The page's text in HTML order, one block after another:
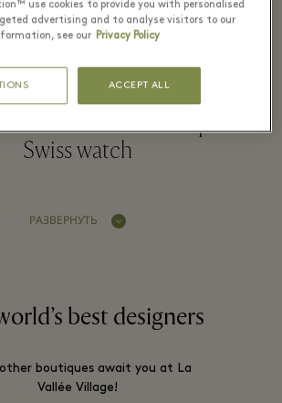
is to produce watches
characteristics typical of the
careful craftsmanship of a
Swiss watch
РАЗВЕРНУТЬ
best designers
other boutiques await you at La
Vallée Village!
use cookies to provide you with personalised
advertising and to analyse visitors to our
see our Privacy Policy
ACCEPT ALL